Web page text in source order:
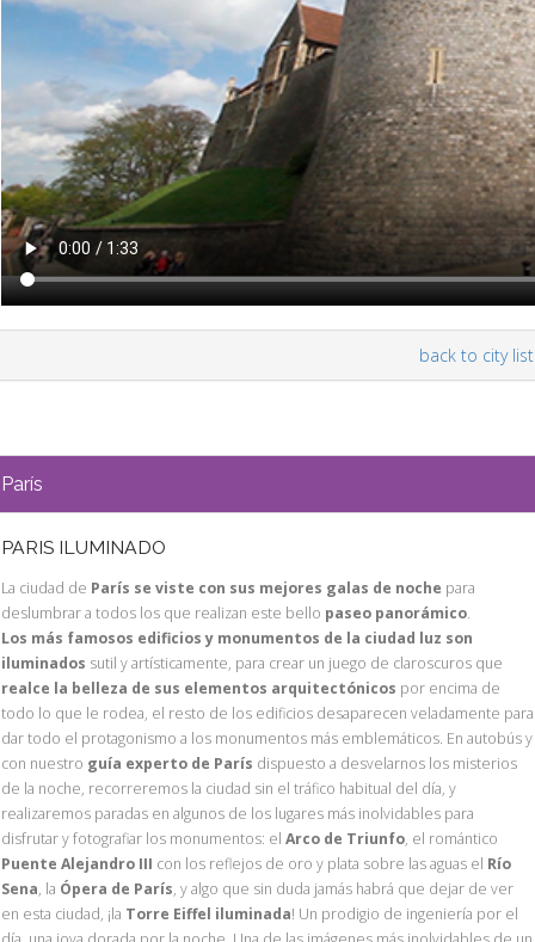
back to city list
París
PARIS ILUMINADO
La ciudad de París se viste con sus mejores galas de noche para
deslumbrar a todos los que realizan este bello paseo panorámico.
Los más famosos edificios y monumentos de la ciudad luz son
iluminados sutil y artísticamente, para crear un juego de claroscuros que
realce la belleza de sus elementos arquitectónicos por encima de
todo lo que le rodea, el resto de los edificios desaparecen veladamente para
dar todo el protagonismo a los monumentos más emblemáticos. En autobús y
con nuestro guía experto de París dispuesto a desvelarnos los misterios
de la noche, recorreremos la ciudad sin el tráfico habitual del día, y
realizaremos paradas en algunos de los lugares más inolvidables para
disfrutar y fotografiar los monumentos: el Arco de Triunfo, el romántico
Puente Alejandro III con los reflejos de oro y plata sobre las aguas el Río
Sena, la Ópera de París, y algo que sin duda jamás habrá que dejar de ver
en esta ciudad, ¡la Torre Eiffel iluminada! Un prodigio de ingeniería por el